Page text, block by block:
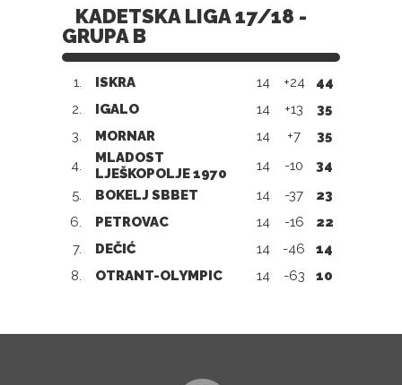
KADETSKA LIGA 17/18 -
GRUPA B
1. ISKRA 14 +24
44
2.
IGALO 14 +13
35
3.
MORNAR 14 +7
35
4.
MLADOST
LJEŠKOPOLJE 1970
14 -10
34
5.
BOKELJ SBBET 14 -37
23
6.
PETROVAC 14 -16
22
7.
DEČIĆ 14 -46
14
8.
OTRANT-OLYMPIC 14 -63 10